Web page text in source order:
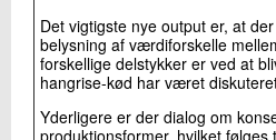
Det vigtigste nye output er, at
belysning af værdiforskelle
forskellige delstykker er ved at
hangrise-kød har været
Yderligere er der dialog om
produktionsformer, hvilket følges